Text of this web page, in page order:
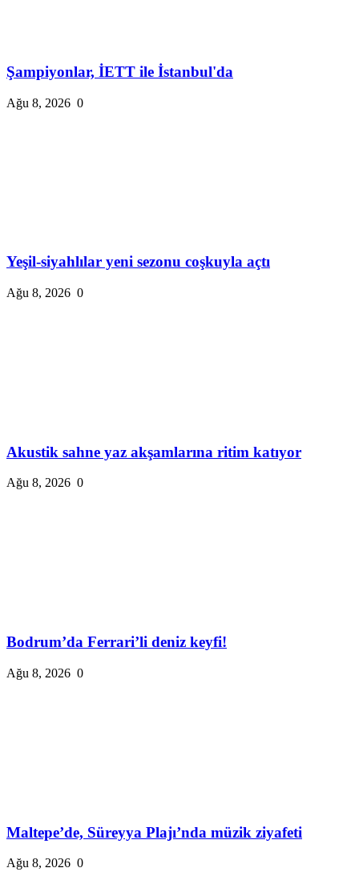
Şampiyonlar, İETT ile İstanbul'da
Ağu 8, 2026 0
Yeşil-siyahlılar yeni sezonu coşkuyla açtı
Ağu 8, 2026 0
Akustik sahne yaz akşamlarına ritim katıyor
Ağu 8, 2026 0
Bodrum’da Ferrari’li deniz keyfi!
Ağu 8, 2026 0
Maltepe’de, Süreyya Plajı’nda müzik ziyafeti
Ağu 8, 2026 0